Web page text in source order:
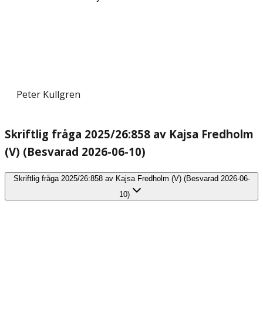
Peter Kullgren
Skriftlig fråga 2025/26:858 av Kajsa Fredholm
(V) (Besvarad 2026-06-10)
Skriftlig fråga 2025/26:858 av Kajsa Fredholm (V) (Besvarad 2026-06-
10)